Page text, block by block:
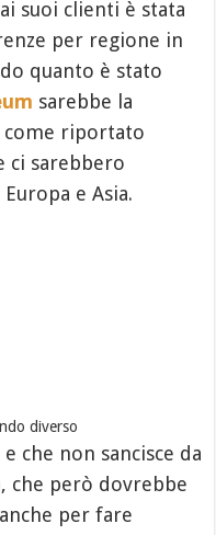
suoi clienti è stata
per regione in
quanto è stato
sarebbe la
come riportato
ci sarebbero
e Asia.
diverso
che non sancisce da
che però dovrebbe
per fare